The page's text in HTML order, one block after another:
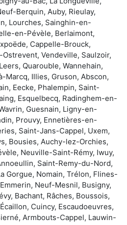
Berquin, Auby, Rieulay,
Lourches, Sainghin-en-
en-Pévèle, Berlaimont,
Cappelle-Brouck,
Vendeville, Saulzoir,
Quarouble, Wannehain,
Marcq, Illies, Gruson, Abscon,
Eecke, Phalempin, Saint-
Esquelbecq, Radinghem-en-
Guesnain, Ligny-en-
Prouvy, Ennetières-en-
Saint-Jans-Cappel, Uxem,
Bousies, Auchy-lez-Orchies,
Neuville-Saint-Rémy, Iwuy,
Saint-Remy-du-Nord,
Gorgue, Nomain, Trélon, Flines-
Neuf-Mesnil, Busigny,
Bachant, Râches, Boussois,
Cuincy, Escaudoeuvres,
Armbouts-Cappel, Lauwin-